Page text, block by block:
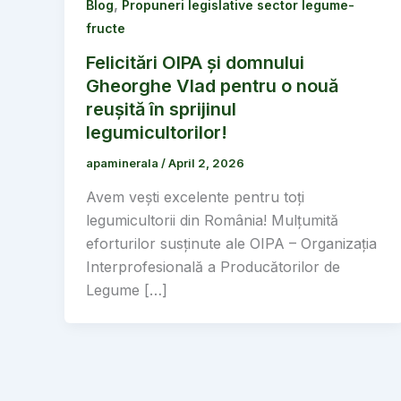
Blog, Propuneri legislative sector legume-
fructe
Felicitări OIPA și domnului
Gheorghe Vlad pentru o nouă
reușită în sprijinul
legumicultorilor!
apaminerala /April 2, 2026
Avem vești excelente pentru toți
legumicultorii din România! Mulțumită
eforturilor susținute ale OIPA – Organizația
Interprofesională a Producătorilor de
Legume […]